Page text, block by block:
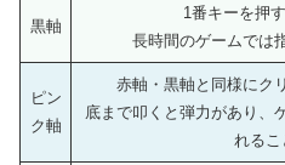
黒軸
1番キーを押
長時間のゲームでは
ピン
ク軸
赤軸・黒軸と同様にク
底まで叩くと弾力があり、
れるこ